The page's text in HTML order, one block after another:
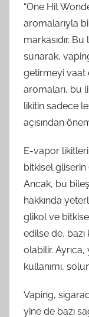
“One Hit
aromalarıyla
markasıdır.
sunarak,
getirmeyi vaat
aromaları, bu
likitin sadece
açısından
E-vapor
bitkisel gliserin
Ancak, bu
hakkında
glikol ve
edilse de,
olabilir. Ayrıca,
kullanımı,
Vaping,
yine de bazı